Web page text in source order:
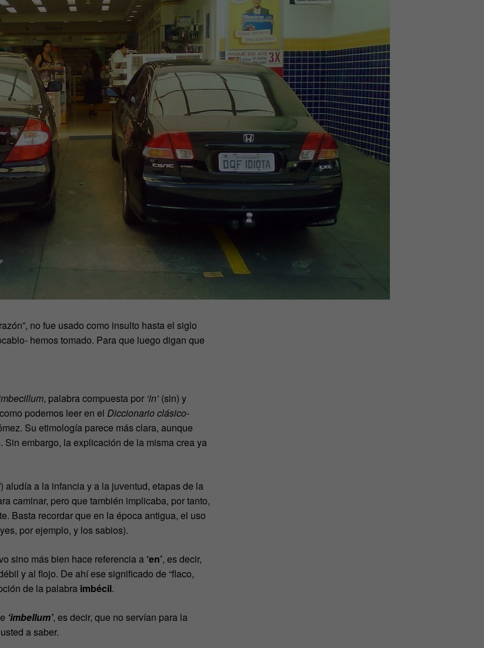
no fue usado como insulto hasta el siglo
hemos tomado. Para que luego digan que
, palabra compuesta por ‘in’ (sin) y
podemos leer en el Diccionario clásico-
Su etimología parece más clara, aunque
embargo, la explicación de la misma crea ya
aludía a la infancia y a la juventud, etapas de la
caminar, pero que también implicaba, por tanto,
Basta recordar que en la época antigua, el uso
por ejemplo, y los sabios).
sino más bien hace referencia a ‘en’, es decir,
y al flojo. De ahí ese significado de “flaco,
de la palabra imbécil.
‘imbellum’, es decir, que no servían para la
a saber.